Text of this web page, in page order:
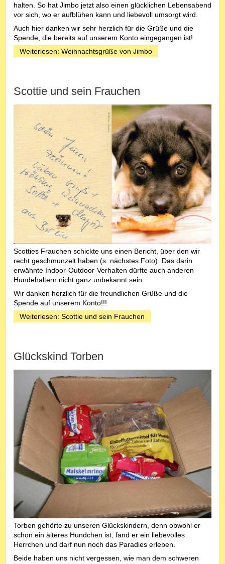
halten. So hat Jimbo jetzt also einen glücklichen Lebensabend
vor sich, wo er aufblühen kann und liebevoll umsorgt wird.
Auch hier danken wir sehr herzlich für die Grüße und die
Spende, die bereits auf unserem Konto eingegangen ist!
Weiterlesen: Weihnachtsgrüße von Jimbo
Scottie und sein Frauchen
Scotties Frauchen schickte uns einen Bericht, über den wir
recht geschmunzelt haben (s. nächstes Foto). Das darin
erwähnte Indoor-Outdoor-Verhalten dürfte auch anderen
Hundehaltern nicht ganz unbekannt sein.
Wir danken herzlich für die freundlichen Grüße und die
Spende auf unserem Konto!!!
Weiterlesen: Scottie und sein Frauchen
Glückskind Torben
Torben gehörte zu unseren Glückskindern, denn obwohl er
schon ein älteres Hundchen ist, fand er ein liebevolles
Herrchen und darf nun noch das Paradies erleben.
Beide haben uns nicht vergessen, wie man dem schweren